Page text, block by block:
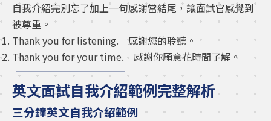
自我介紹完別忘了加上一句感謝當結尾，讓面試官感覺到
被尊重。
Thank you for listening. 感謝您的聆聽。
Thank you for your time. 感謝你願意花時間了解。
英文面試自我介紹範例完整解析
三分鐘英文自我介紹範例